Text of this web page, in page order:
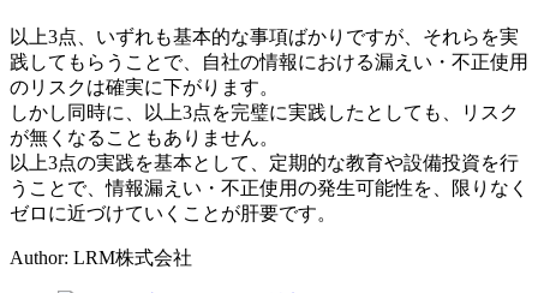
以上3点、いずれも基本的な事項ばかりですが、それらを実
践してもらうことで、自社の情報における漏えい・不正使用
のリスクは確実に下がります。
しかし同時に、以上3点を完璧に実践したとしても、リスク
が無くなることもありません。
以上3点の実践を基本として、定期的な教育や設備投資を行
うことで、情報漏えい・不正使用の発生可能性を、限りなく
ゼロに近づけていくことが肝要です。
Author: LRM株式会社